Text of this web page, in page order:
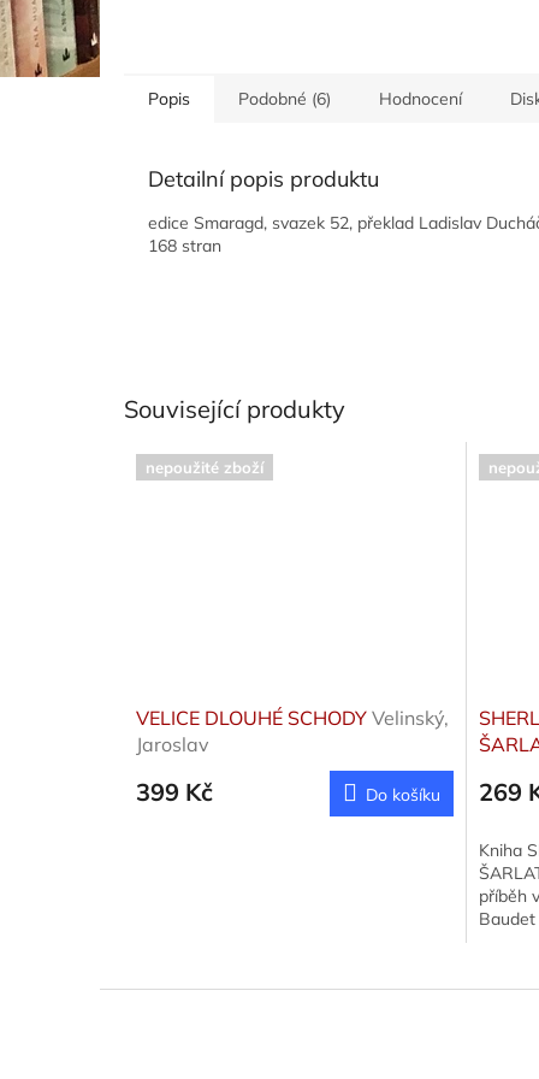
Popis Podobné (6) Hodnocení
Detailní popis produktu
edice Smaragd, svazek 52, překlad Ladislav
168 stran
Související produkty
nepoužité zboží
VELICE DLOUHÉ SCHODY Velinský,
Jaroslav
399 Kč Do košíku 269
Kniha
příběh